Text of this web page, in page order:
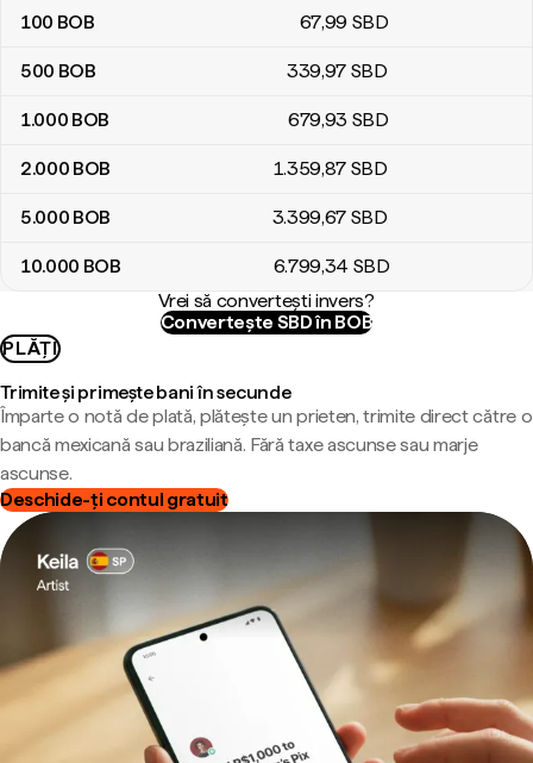
100 BOB 67,99 SBD
500 BOB 339,97 SBD
1.000 BOB 679,93 SBD
2.000 BOB 1.359,87 SBD
5.000 BOB 3.399,67 SBD
10.000 BOB 6.799,34 SBD
Vrei să convertești invers?
Convertește SBD în BOB
PLĂȚI
Trimite și primește bani în secunde
Împarte o notă de plată, plătește un prieten, trimite direct către o
bancă mexicană sau braziliană. Fără taxe ascunse sau marje
ascunse.
Deschide-ți contul gratuit